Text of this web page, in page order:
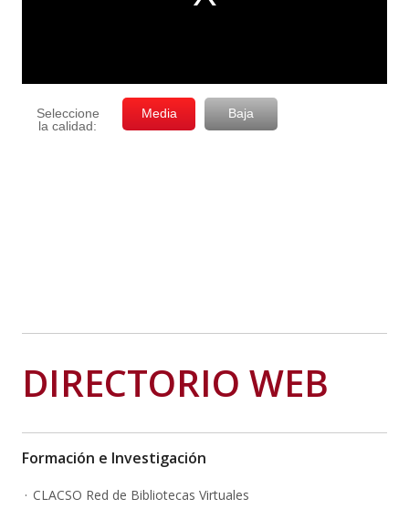
DIRECTORIO WEB
Formación e Investigación
CLACSO Red de Bibliotecas Virtuales